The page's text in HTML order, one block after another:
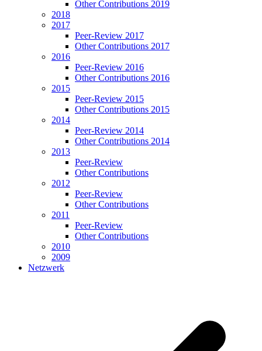
Other Contributions 2019
2018
2017
Peer-Review 2017
Other Contributions 2017
2016
Peer-Review 2016
Other Contributions 2016
2015
Peer-Review 2015
Other Contributions 2015
2014
Peer-Review 2014
Other Contributions 2014
2013
Peer-Review
Other Contributions
2012
Peer-Review
Other Contributions
2011
Peer-Review
Other Contributions
2010
2009
Netzwerk